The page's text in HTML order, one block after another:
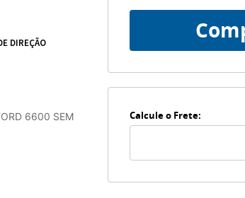
DIREÇÃO
6600 SEM
Calcule o Frete: